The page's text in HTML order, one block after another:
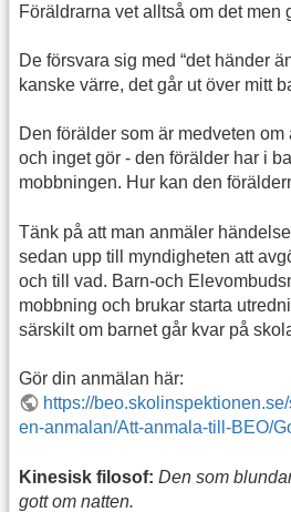
Föräldrarna vet alltså om det men
De försvara sig med “det händer
kanske värre, det går ut över mitt
Den förälder som är medveten om
och inget gör - den förälder har i
mobbningen. Hur kan den
Tänk på att man anmäler
sedan upp till myndigheten att
och till vad. Barn-och
mobbning och brukar starta
särskilt om barnet går kvar på
Gör din anmälan här:
https://
en-anmalan/Att-anmala-till-BEO/
Kinesisk filosof: Den som
gott om natten.